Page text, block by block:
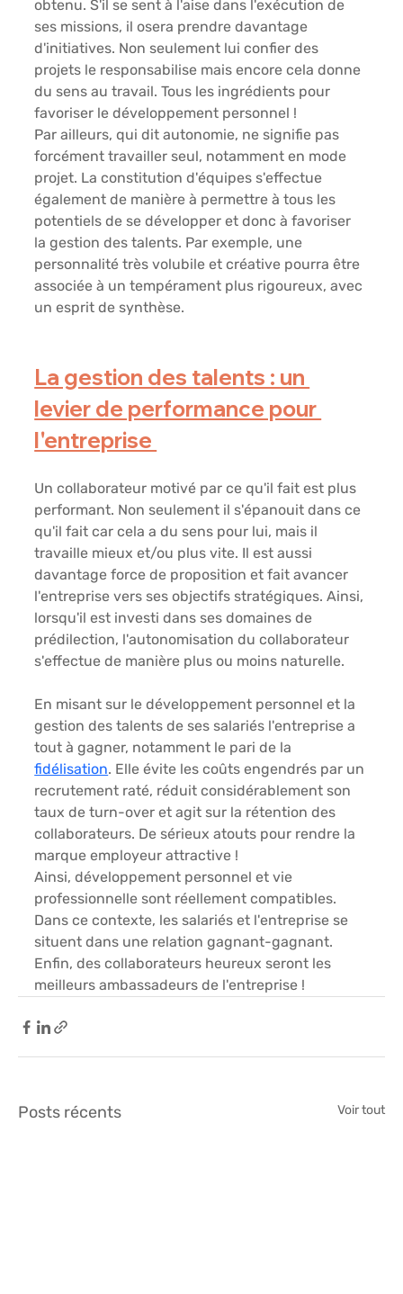
obtenu. S'il se sent à l'aise dans l'exécution de
ses missions, il osera prendre davantage
d'initiatives. Non seulement lui confier des
projets le responsabilise mais encore cela donne
du sens au travail. Tous les ingrédients pour
favoriser le développement personnel !
Par ailleurs, qui dit autonomie, ne signifie pas
forcément travailler seul, notamment en mode
projet. La constitution d'équipes s'effectue
également de manière à permettre à tous les
potentiels de se développer et donc à favoriser
la gestion des talents. Par exemple, une
personnalité très volubile et créative pourra être
associée à un tempérament plus rigoureux, avec
un esprit de synthèse.
La gestion des talents : un
levier de performance pour
l'entreprise
Un collaborateur motivé par ce qu'il fait est plus
performant. Non seulement il s'épanouit dans ce
qu'il fait car cela a du sens pour lui, mais il
travaille mieux et/ou plus vite. Il est aussi
davantage force de proposition et fait avancer
l'entreprise vers ses objectifs stratégiques. Ainsi,
lorsqu'il est investi dans ses domaines de
prédilection, l'autonomisation du collaborateur
s'effectue de manière plus ou moins naturelle.
En misant sur le développement personnel et la
gestion des talents de ses salariés l'entreprise a
tout à gagner, notamment le pari de la
fidélisation. Elle évite les coûts engendrés par un
recrutement raté, réduit considérablement son
taux de turn-over et agit sur la rétention des
collaborateurs. De sérieux atouts pour rendre la
marque employeur attractive !
Ainsi, développement personnel et vie
professionnelle sont réellement compatibles.
Dans ce contexte, les salariés et l'entreprise se
situent dans une relation gagnant-gagnant.
Enfin, des collaborateurs heureux seront les
meilleurs ambassadeurs de l'entreprise !
Posts récents Voir tout